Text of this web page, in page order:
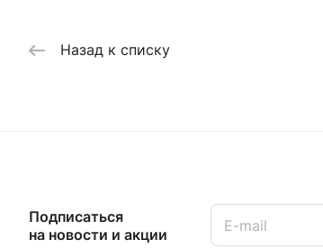
Назад к списку
Подписаться
на новости и акции